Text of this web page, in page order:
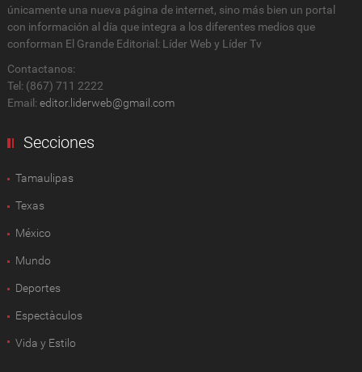
únicamente una nueva página de internet, sino más bien un portal
con información al día que integra a los diferentes medios que
conforman El Grande Editorial: Líder Web y Líder Tv
Contactanos:
Tel: (867) 711 2222
Email: editor.liderweb@gmail.com
Secciones
Tamaulipas
Texas
México
Mundo
Deportes
Espectàculos
Vida y Estilo